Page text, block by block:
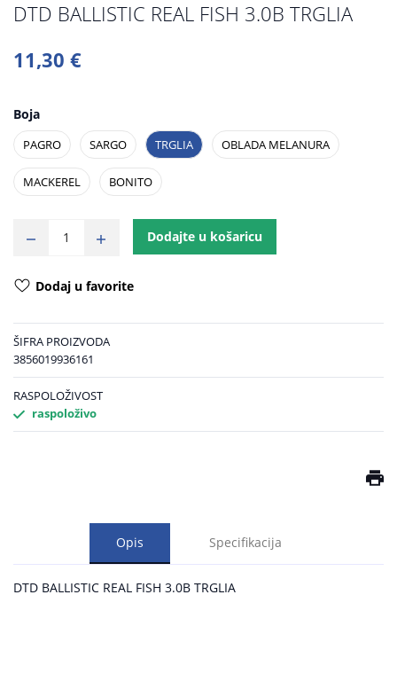
DTD BALLISTIC REAL FISH 3.0B TRGLIA
11,30 €
Boja
PAGRO SARGO TRGLIA OBLADA MELANURA
MACKEREL BONITO
Dodajte u košaricu
Dodaj u favorite
ŠIFRA PROIZVODA
3856019936161
RASPOLOŽIVOST
raspoloživo
Opis Specifikacija
DTD BALLISTIC REAL FISH 3.0B TRGLIA